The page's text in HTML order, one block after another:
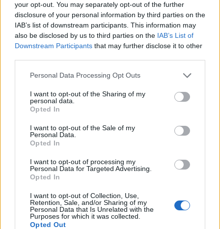
your opt-out. You may separately opt-out of the further
disclosure of your personal information by third parties on the
IAB’s list of downstream participants. This information may
also be disclosed by us to third parties on the IAB’s List of
Downstream Participants that may further disclose it to other
Personal Data Processing Opt Outs
I want to opt-out of the Sharing of my
personal data.
Opted In
I want to opt-out of the Sale of my
Personal Data.
Opted In
I want to opt-out of processing my
Personal Data for Targeted Advertising.
Opted In
I want to opt-out of Collection, Use,
Retention, Sale, and/or Sharing of my
Personal Data that Is Unrelated with the
Purposes for which it was collected.
Opted Out
Износът на електромобили от Китай
06.08.2026 / 16:30